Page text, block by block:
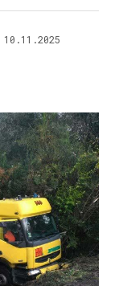
10.11.2025